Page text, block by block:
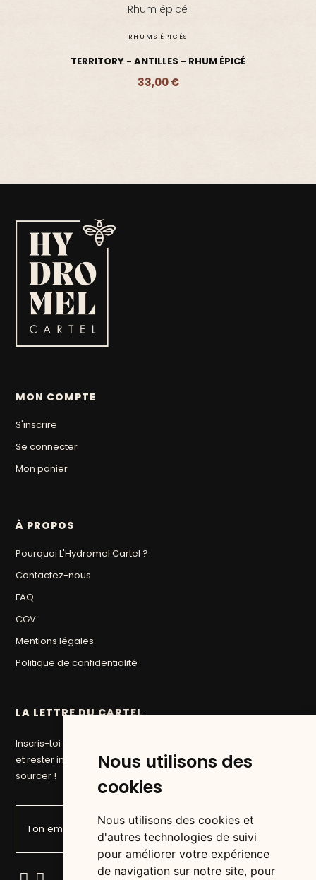
Nous utilisons des
cookies
Nous utilisons des cookies et
d'autres technologies de suivi
pour améliorer votre expérience
de navigation sur notre site, pour
RHUMS ÉPICÉS
TERRITORY - ANTILLES - RHUM ÉPICÉ
33,00 €
Ajouter - 33,00 €
MON COMPTE
S'inscrire
Se connecter
Mon panier
À PROPOS
Pourquoi L'Hydromel Cartel ?
Contactez-nous
FAQ
CGV
Mentions légales
Politique de confidentialité
LA LETTRE DU CARTEL
Inscris-toi à la newsletter du Cartel pour suivre nos aventures
et rester informé des prochaines pépites que nous allons
sourcer !